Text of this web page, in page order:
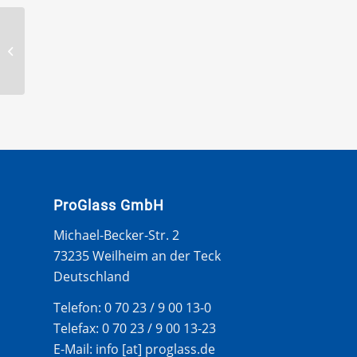
ProGlass GmbH
Michael-Becker-Str. 2
73235 Weilheim an der Teck
Deutschland
Telefon: 0 70 23 / 9 00 13-0
Telefax: 0 70 23 / 9 00 13-23
E-Mail: info [at] proglass.de